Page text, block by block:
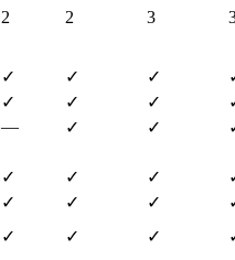
2 2 3
✓ ✓ ✓
✓ ✓ ✓
— ✓ ✓
✓ ✓ ✓
✓ ✓ ✓
✓ ✓ ✓